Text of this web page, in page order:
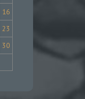
16
23
30